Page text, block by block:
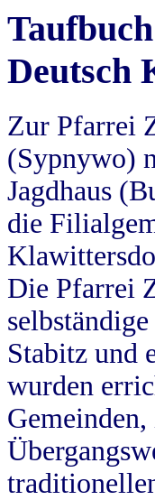
Deutsch
Zur Pfarrei
(Sypnywo)
Jagdhaus
die
Die Pfarrei
Stabitz und
wurden